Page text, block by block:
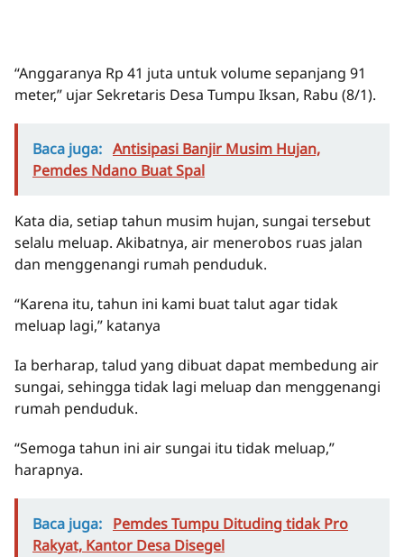
“Anggaranya Rp 41 juta untuk volume sepanjang 91
meter,” ujar Sekretaris Desa Tumpu Iksan, Rabu (8/1).
Baca juga: Antisipasi Banjir Musim Hujan,
Pemdes Ndano Buat Spal
Kata dia, setiap tahun musim hujan, sungai tersebut
selalu meluap. Akibatnya, air menerobos ruas jalan
dan menggenangi rumah penduduk.
“Karena itu, tahun ini kami buat talut agar tidak
meluap lagi,” katanya
Ia berharap, talud yang dibuat dapat membedung air
sungai, sehingga tidak lagi meluap dan menggenangi
rumah penduduk.
“Semoga tahun ini air sungai itu tidak meluap,”
harapnya.
Baca juga: Pemdes Tumpu Dituding tidak Pro
Rakyat, Kantor Desa Disegel